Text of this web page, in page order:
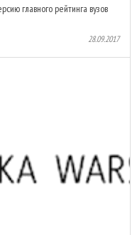
главного рейтинга вузов
28.09.2017